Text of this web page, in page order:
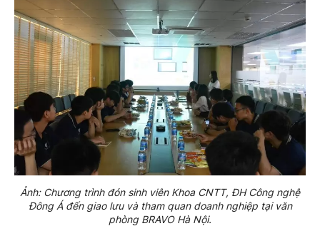
Ảnh: Chương trình đón sinh viên Khoa CNTT, ĐH Công nghệ
Đông Á đến giao lưu và tham quan doanh nghiệp tại văn
phòng BRAVO Hà Nội.